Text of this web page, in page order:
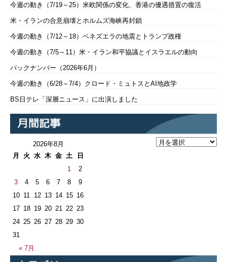
今週の動き（7/19～25）米欧関係の変化、香港の優遇措置の復活
米・イランの合意崩壊とホルムズ海峡再封鎖
今週の動き（7/12～18）ベネズエラの地震とトランプ政権
今週の動き（7/5～11）米・イラン和平協議とイスラエルの動向
バックナンバー（2026年6月）
今週の動き（6/28～7/4）クロード・ミュトスとAI地政学
BS日テレ「深層ニュース」に出演しました
2026年8月
月
火 水 木 金 土 日
« 7月
1
2
3
4 5 6 7 8
9
10 11 12 13 14 15 16
17 18 19 20 21 22 23
24 25 26 27 28 29 30
31